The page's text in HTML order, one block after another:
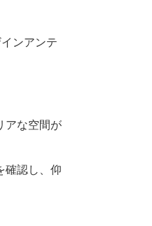
ンアンテ
アな空間が
確認し、仰